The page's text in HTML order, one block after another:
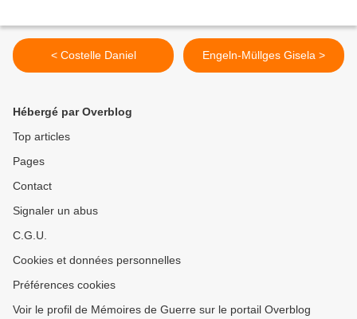
< Costelle Daniel Engeln-Müllges Gisela >
Hébergé par Overblog
Top articles
Pages
Contact
Signaler un abus
C.G.U.
Cookies et données personnelles
Préférences cookies
Voir le profil de Mémoires de Guerre sur le portail Overblog